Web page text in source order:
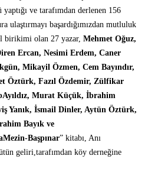
ve tarafımdan derlenen 156
ulaştırmayı başardığımızdan mutluluk
birikimi olan 27 yazar, Mehmet Oğuz,
Ercan, Nesimi Erdem, Caner
Mikayil Özmen, Cem Bayındır,
Öztürk, Fazıl Özdemir, Zülfikar
Murat Küçük, İbrahim
Yanık, İsmail Dinler, Aytün Öztürk,
Bayık ve
Başpınar” kitabı, Anı
geliri,tarafımdan köy derneğine